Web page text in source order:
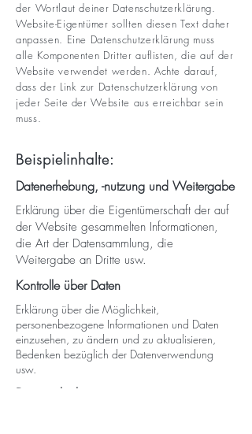
der Wortlaut deiner Datenschutzerklärung.
Website-Eigentümer sollten diesen Text daher
anpassen. Eine Datenschutzerklärung muss
alle Komponenten Dritter auflisten, die auf der
Website verwendet werden. Achte darauf,
dass der Link zur Datenschutzerklärung von
jeder Seite der Website aus erreichbar sein
muss.
Beispielinhalte:
Datenerhebung, -nutzung und Weitergabe
Erklärung über die Eigentümerschaft der auf
der Website gesammelten Informationen,
die Art der Datensammlung, die
Weitergabe an Dritte usw.
Kontrolle über Daten
Erklärung über die Möglichkeit,
personenbezogene Informationen und Daten
einzusehen, zu ändern und zu aktualisieren,
Bedenken bezüglich der Datenverwendung
usw.
Datensicherheit